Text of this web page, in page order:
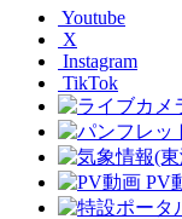
Youtube
X
Instagram
TikTok
PV